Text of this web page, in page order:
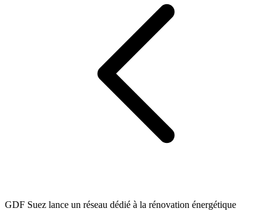
GDF Suez lance un réseau dédié à la rénovation énergétique